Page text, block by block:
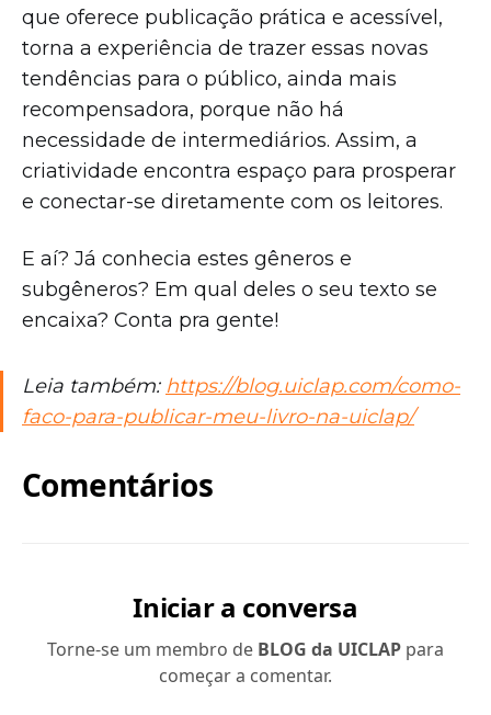
que oferece publicação prática e acessível,
torna a experiência de trazer essas novas
tendências para o público, ainda mais
recompensadora, porque não há
necessidade de intermediários. Assim, a
criatividade encontra espaço para prosperar
e conectar-se diretamente com os leitores.
E aí? Já conhecia estes gêneros e
subgêneros? Em qual deles o seu texto se
encaixa? Conta pra gente!
Leia também: https://blog.uiclap.com/como-
faco-para-publicar-meu-livro-na-uiclap/